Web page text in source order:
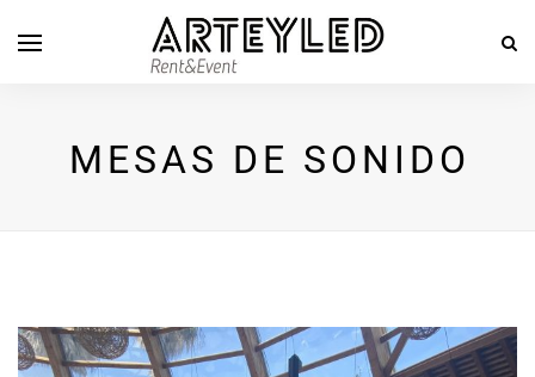
MESAS DE SONIDO